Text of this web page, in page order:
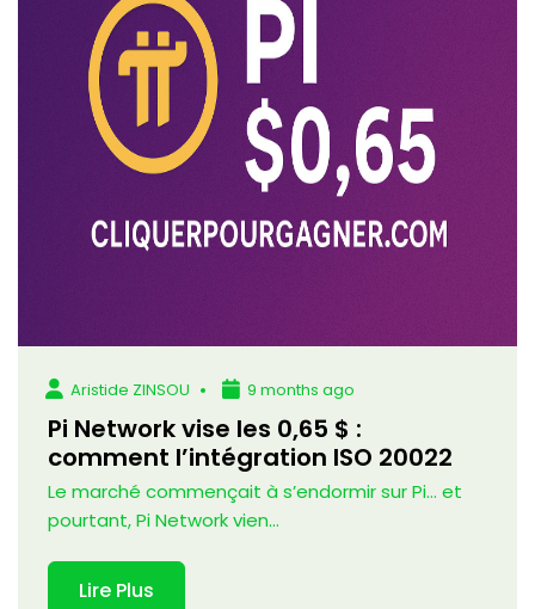
Aristide ZINSOU 9 months ago
Pi Network vise les 0,65 $ :
comment l’intégration ISO 20022
Le marché commençait à s’endormir sur Pi… et
pourtant, Pi Network vien...
Lire Plus